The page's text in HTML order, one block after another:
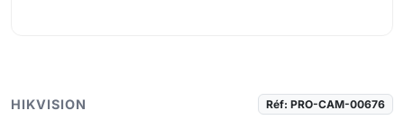
HIKVISION Réf: PRO-CAM-00676